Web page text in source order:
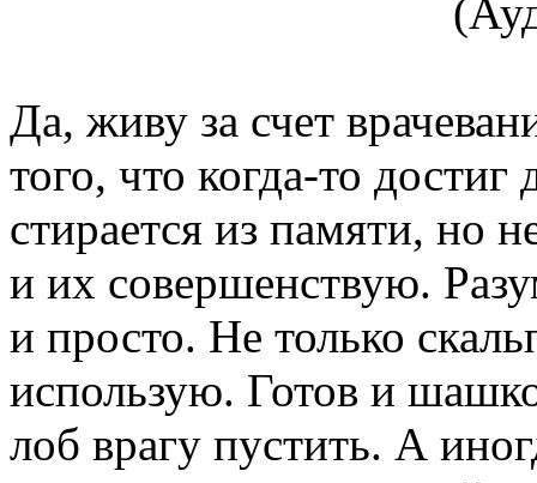
Да, живу за счет
того, что когда-то
стирается из памяти, но
и их совершенствую.
и просто. Не только
использую. Готов и
лоб врагу пустить. А